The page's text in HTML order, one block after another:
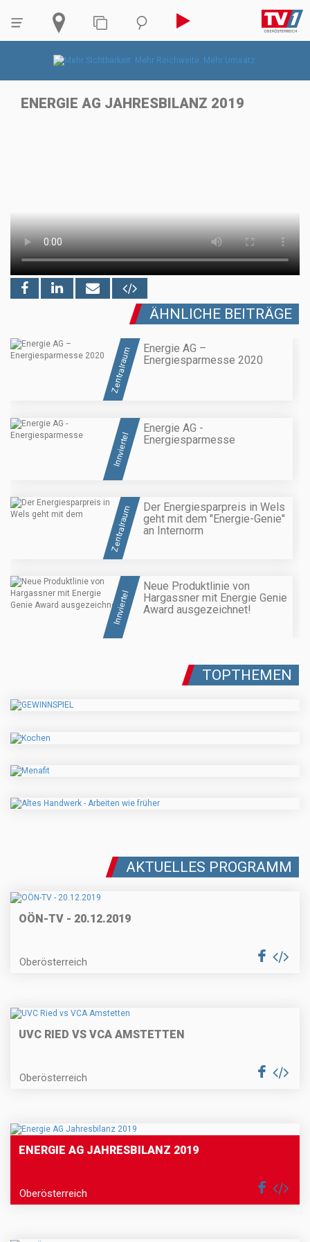
ENERGIE AG JAHRESBILANZ 2019
ÄHNLICHE BEITRÄGE
Zentralraum
Energie AG –
Energiesparmesse 2020
Innviertel
Energie AG -
Energiesparmesse
Zentralraum
Der Energiesparpreis in Wels
geht mit dem "Energie-Genie"
an Internorm
Innviertel
Neue Produktlinie von
Hargassner mit Energie Genie
Award ausgezeichnet!
TOPTHEMEN
AKTUELLES PROGRAMM
OÖN-TV - 20.12.2019
Oberösterreich
UVC RIED VS VCA AMSTETTEN
Oberösterreich
ENERGIE AG JAHRESBILANZ 2019
Oberösterreich